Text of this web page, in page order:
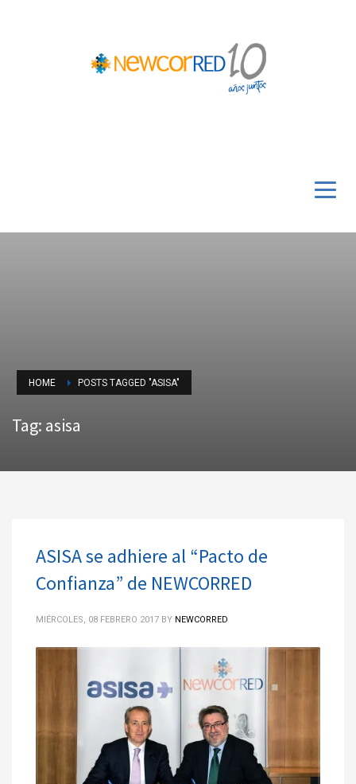
HOME POSTS TAGGED "ASISA"
Tag: asisa
ASISA se adhiere al “Pacto de
Confianza” de NEWCORRED
MIÉRCOLES, 08 FEBRERO 2017 BY NEWCORRED